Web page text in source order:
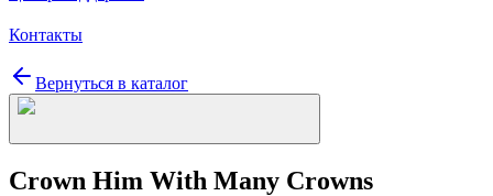
Контакты
Вернуться в каталог
Crown Him With Many Crowns